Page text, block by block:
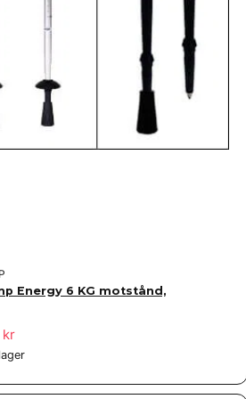
Energy 6 KG motstånd,
kr